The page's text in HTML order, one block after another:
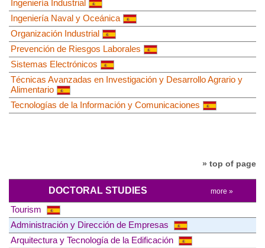
Ingeniería Industrial
Ingeniería Naval y Oceánica
Organización Industrial
Prevención de Riesgos Laborales
Sistemas Electrónicos
Técnicas Avanzadas en Investigación y Desarrollo Agrario y
Alimentario
Tecnologías de la Información y Comunicaciones
» top of page
DOCTORAL STUDIES more »
Tourism
Administración y Dirección de Empresas
Arquitectura y Tecnología de la Edificación